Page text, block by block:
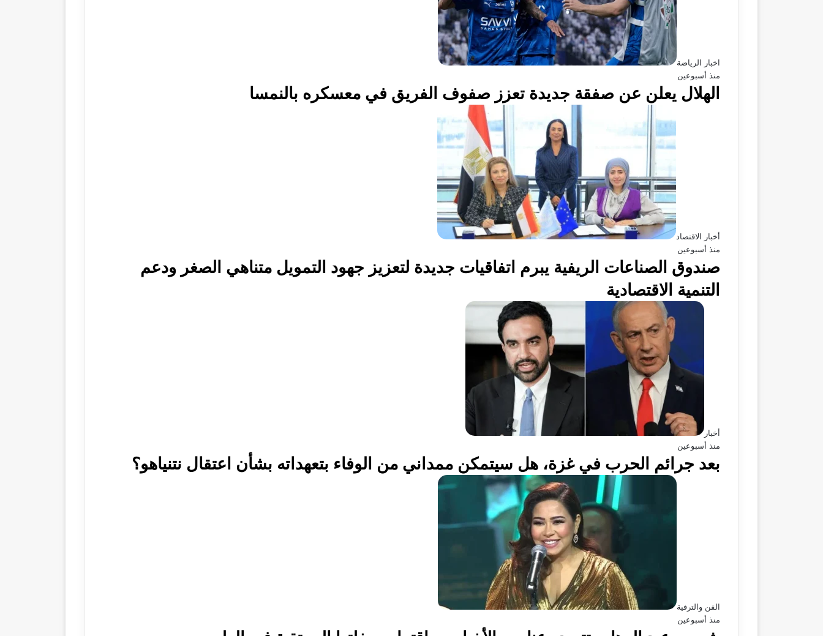
اخبار الرياضة
منذ أسبوعين
الهلال يعلن عن صفقة جديدة تعزز صفوف الفريق في معسكره بالنمسا
أخبار الاقتصاد
منذ أسبوعين
صندوق الصناعات الريفية يبرم اتفاقيات جديدة لتعزيز جهود التمويل متناهي الصغر ودعم
التنمية الاقتصادية
أخبار
منذ أسبوعين
بعد جرائم الحرب في غزة، هل سيتمكن ممداني من الوفاء بتعهداته بشأن اعتقال نتنياهو؟
الفن والترفية
منذ أسبوعين